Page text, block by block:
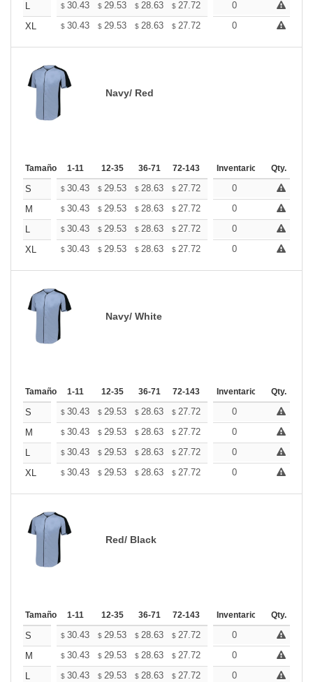
L $ 30.43 $ 29.53 $ 28.63 $ 27.72 26.82
0
XL
$ 30.43 $ 29.53 $ 28.63 $ 27.72 26.82
0
Navy/ Red
Tamaño 1-11 12-35 36-71 72-143 144-287 288 +
Inventario Qty.
S $ 30.43 $ 29.53 $ 28.63 $ 27.72 26.82
0
M
$ 30.43 $ 29.53 $ 28.63 $ 27.72 26.82
0
L
$ 30.43 $ 29.53 $ 28.63 $ 27.72 26.82
0
XL
$ 30.43 $ 29.53 $ 28.63 $ 27.72 26.82
0
Navy/ White
Tamaño 1-11 12-35 36-71 72-143 144-287 288 +
Inventario Qty.
S $ 30.43 $ 29.53 $ 28.63 $ 27.72 26.82
0
M
$ 30.43 $ 29.53 $ 28.63 $ 27.72 26.82
0
L
$ 30.43 $ 29.53 $ 28.63 $ 27.72 26.82
0
XL
$ 30.43 $ 29.53 $ 28.63 $ 27.72 26.82
0
Red/ Black
Tamaño 1-11 12-35 36-71 72-143 144-287 288 +
Inventario Qty.
S $ 30.43 $ 29.53 $ 28.63 $ 27.72 26.82
0
M
$ 30.43 $ 29.53 $ 28.63 $ 27.72 26.82
0
L
$ 30.43 $ 29.53 $ 28.63 $ 27.72 26.82
0